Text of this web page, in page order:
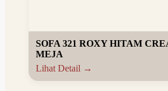
SOFA 321 ROXY HITAM
MEJA
Lihat Detail →